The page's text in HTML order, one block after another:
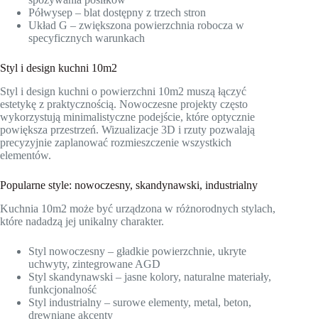
Półwysep – blat dostępny z trzech stron
Układ G – zwiększona powierzchnia robocza w
specyficznych warunkach
Styl i design kuchni 10m2
Styl i design kuchni o powierzchni 10m2 muszą łączyć
estetykę z praktycznością. Nowoczesne projekty często
wykorzystują minimalistyczne podejście, które optycznie
powiększa przestrzeń. Wizualizacje 3D i rzuty pozwalają
precyzyjnie zaplanować rozmieszczenie wszystkich
elementów.
Popularne style: nowoczesny, skandynawski, industrialny
Kuchnia 10m2 może być urządzona w różnorodnych stylach,
które nadadzą jej unikalny charakter.
Styl nowoczesny – gładkie powierzchnie, ukryte
uchwyty, zintegrowane AGD
Styl skandynawski – jasne kolory, naturalne materiały,
funkcjonalność
Styl industrialny – surowe elementy, metal, beton,
drewniane akcenty